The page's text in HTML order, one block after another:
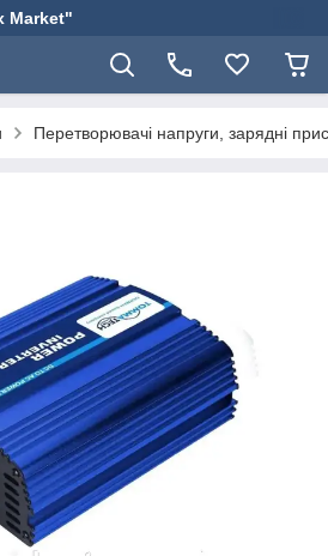
Market"
Перетворювачі напруги, зарядні